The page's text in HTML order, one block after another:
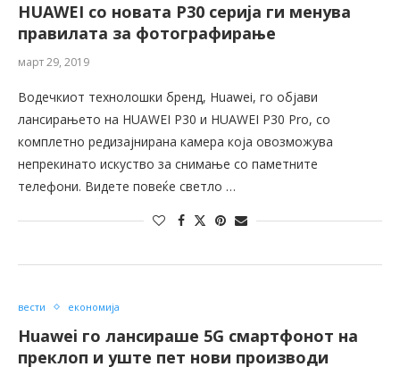
HUAWEI со новата P30 серија ги менува
правилата за фотографирање
март 29, 2019
Водечкиот технолошки бренд, Huawei, го објави
лансирањето на HUAWEI P30 и HUAWEI P30 Pro, со
комплетно редизајнирана камера која овозможува
непрекинато искуство за снимање со паметните
телефони. Видете повеќе светло …
вести економија
Huawei гo лансираше 5G смартфонот на
преклоп и уште пет нови производи